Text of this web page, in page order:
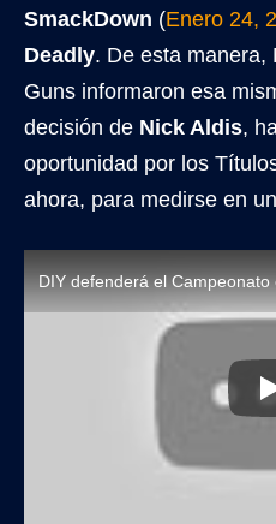
SmackDown (Enero 24,
Deadly. De esta manera,
Guns informaron esa
decisión de Nick Aldis,
oportunidad por los
ahora, para medirse en un